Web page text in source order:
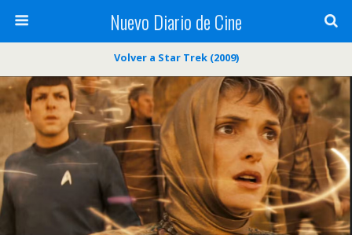
Nuevo Diario de Cine
Volver a Star Trek (2009)